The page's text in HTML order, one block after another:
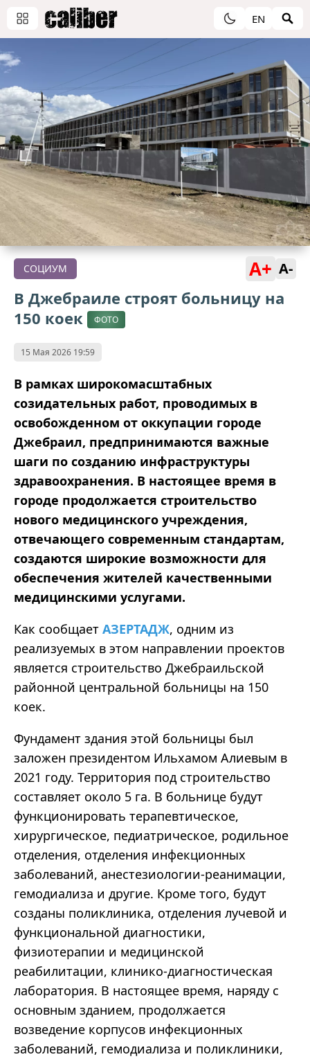
EN
СОЦИУМ A+ A-
В Джебраиле строят больницу на
150 коек
ФОТО
15 Мая 2026 19:59
В рамках широкомасштабных
созидательных работ, проводимых в
освобожденном от оккупации городе
Джебраил, предпринимаются важные
шаги по созданию инфраструктуры
здравоохранения. В настоящее время в
городе продолжается строительство
нового медицинского учреждения,
отвечающего современным стандартам,
создаются широкие возможности для
обеспечения жителей качественными
медицинскими услугами.
Как сообщает АЗЕРТАДЖ, одним из
реализуемых в этом направлении проектов
является строительство Джебраильской
районной центральной больницы на 150
коек.
Фундамент здания этой больницы был
заложен президентом Ильхамом Алиевым в
2021 году. Территория под строительство
составляет около 5 га. В больнице будут
функционировать терапевтическое,
хирургическое, педиатрическое, родильное
отделения, отделения инфекционных
заболеваний, анестезиологии-реанимации,
гемодиализа и другие. Кроме того, будут
созданы поликлиника, отделения лучевой и
функциональной диагностики,
физиотерапии и медицинской
реабилитации, клинико-диагностическая
лаборатория. В настоящее время, наряду с
основным зданием, продолжается
возведение корпусов инфекционных
заболеваний, гемодиализа и поликлиники,